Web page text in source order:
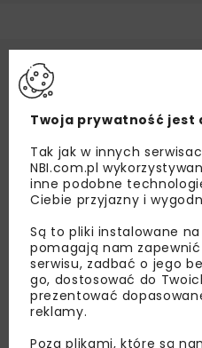
Twoja prywatność jest
Tak jak w innych
NBI.com.pl
inne podobne
Ciebie przyjazny i
Są to pliki instalowane
pomagają nam
serwisu, zadbać o jego
go, dostosować do
prezentować
reklamy.
Poza plikami, które są